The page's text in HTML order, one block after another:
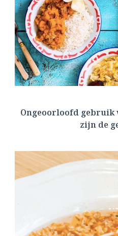
Ongeoorloofd gebruik
zijn de